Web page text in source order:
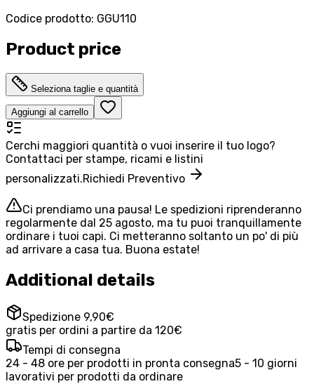
Codice prodotto: GGU110
Product price
Seleziona taglie e quantità
Aggiungi al carrello
Cerchi maggiori quantità o vuoi inserire il tuo logo?
Contattaci per stampe, ricami e listini
personalizzati.Richiedi Preventivo
Ci prendiamo una pausa! Le spedizioni riprenderanno
regolarmente dal 25 agosto, ma tu puoi tranquillamente
ordinare i tuoi capi. Ci metteranno soltanto un po' di più
ad arrivare a casa tua. Buona estate!
Additional details
Spedizione 9,90€
gratis per ordini a partire da 120€
Tempi di consegna
24 - 48 ore per prodotti in pronta consegna5 - 10 giorni
lavorativi per prodotti da ordinare